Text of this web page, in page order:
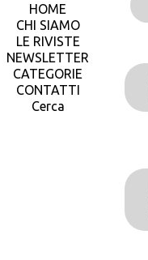
HOME
CHI SIAMO
LE RIVISTE
NEWSLETTER
CATEGORIE
CONTATTI
Cerca